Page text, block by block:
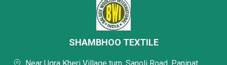
SHAMBHOO TEXTILE